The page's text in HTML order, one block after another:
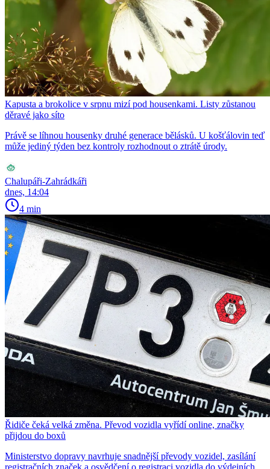
Kapusta a brokolice v srpnu mizí pod housenkami. Listy zůstanou
děravé jako síto
Právě se líhnou housenky druhé generace bělásků. U košťálovin teď
může jediný týden bez kontroly rozhodnout o ztrátě úrody.
Chalupáři-Zahrádkáři
dnes, 14:04
4 min
Řidiče čeká velká změna. Převod vozidla vyřídí online, značky
přijdou do boxů
Ministerstvo dopravy navrhuje snadnější převody vozidel, zasílání
registračních značek a osvědčení o registraci vozidla do výdejních